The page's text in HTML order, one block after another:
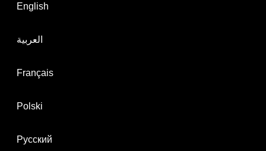
English
العربية
Français
Polski
Русский